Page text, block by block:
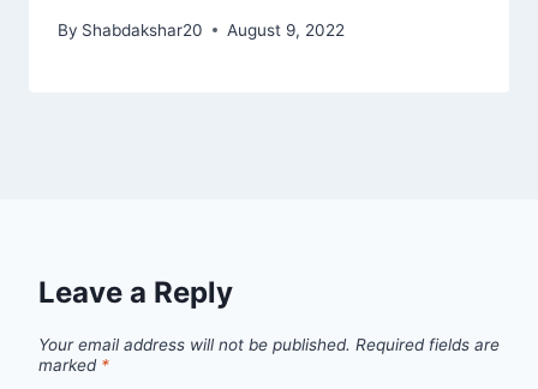
By Shabdakshar20 August 9, 2022
Leave a Reply
Your email address will not be published. Required fields are
marked *